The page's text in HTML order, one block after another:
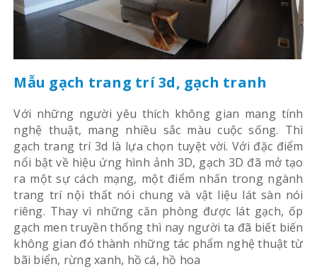
Mẫu gạch trang trí 3d, gạch tranh
Với những người yêu thích không gian mang tính
nghệ thuật, mang nhiều sắc màu cuộc sống. Thì
gạch trang trí 3d là lựa chọn tuyệt vời. Với đặc điểm
nổi bật về hiệu ứng hình ảnh 3D, gạch 3D đã mở tạo
ra một sự cách mạng, một điểm nhấn trong ngành
trang trí nội thất nói chung và vật liệu lát sàn nói
riêng. Thay vì những căn phòng được lát gạch, ốp
gạch men truyền thống thì nay người ta đã biết biến
không gian đó thành những tác phẩm nghệ thuật từ
bãi biển, rừng xanh, hồ cá, hồ hoa